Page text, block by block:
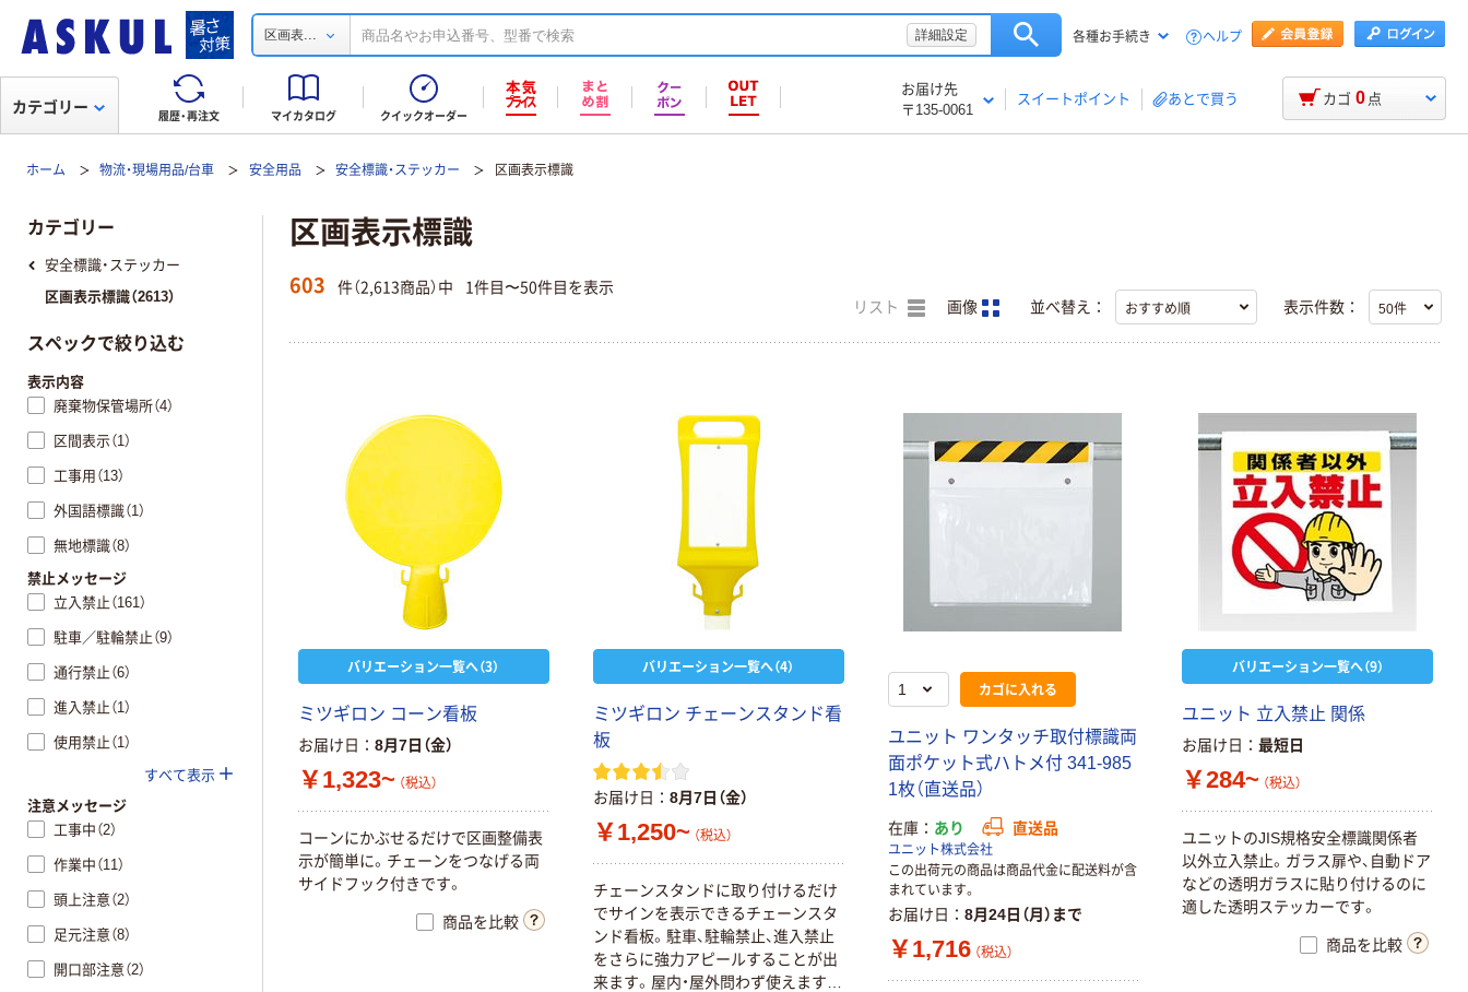
区画表... 詳細設定 各種お手続き ヘルプ
履歴・再注文 マイカタログ クイックオーダー
お届け先
〒135-0061
スイートポイント あとで買う
カテゴリー カゴ 0 点
ホーム 物流・現場用品/台車 安全用品 安全標識・ステッカー 区画表示標識
区画表示標識
603 件（2,613商品）中 1件目〜50件目を表示
リスト 画像 並べ替え： 表示件数：
バリエーション一覧へ（3）
ミツギロン コーン看板
お届け日 8月7日（金）
￥1,323~ （税込）
コーンにかぶせるだけで区画整備表
示が簡単に。チェーンをつなげる両
サイドフック付きです。
商品を比較
バリエーション一覧へ（4）
ミツギロン チェーンスタンド看
板
お届け日 8月7日（金）
￥1,250~ （税込）
チェーンスタンドに取り付けるだけ
でサインを表示できるチェーンスタ
ンド看板。駐車、駐輪禁止、進入禁止
をさらに強力アピールすることが出
来ます。屋内・屋外問わず使えます。
カゴに入れる
ユニット ワンタッチ取付標識両
面ポケット式ハトメ付 341-985
1枚（直送品）
在庫 あり 直送品
ユニット株式会社
この出荷元の商品は商品代金に配送料が含
まれています。
お届け日 8月24日（月）まで
￥1,716 （税込）
バリエーション一覧へ（9）
ユニット 立入禁止 関係
お届け日 最短日
￥284~ （税込）
ユニットのJIS規格安全標識関係者
以外立入禁止。ガラス扉や、自動ドア
などの透明ガラスに貼り付けるのに
適した透明ステッカーです。
商品を比較
カテゴリー
安全標識・ステッカー
区画表示標識（2613）
スペックで絞り込む
表示内容
廃棄物保管場所（4）
区間表示（1）
工事用（13）
外国語標識（1）
無地標識（8）
禁止メッセージ
立入禁止（161）
駐車／駐輪禁止（9）
通行禁止（6）
進入禁止（1）
使用禁止（1）
すべて表示
注意メッセージ
工事中（2）
作業中（11）
頭上注意（2）
足元注意（8）
開口部注意（2）